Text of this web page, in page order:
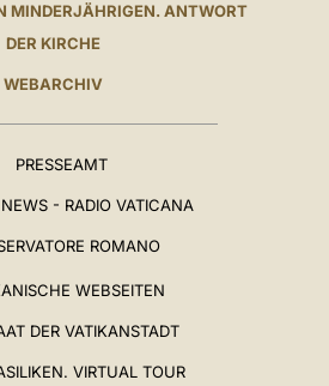
MINDERJÄHRIGEN. ANTWORT
DER KIRCHE
WEBARCHIV
PRESSEAMT
- RADIO VATICANA
ROMANO
WEBSEITEN
DER VATIKANSTADT
VIRTUAL TOUR